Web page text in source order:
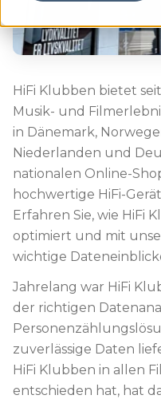
HiFi Klubben bietet
Musik- und
in Dänemark,
Niederlanden und
nationalen Online-
hochwertige HiFi-
Erfahren Sie, wie HiFi
optimiert und mit
wichtige
Jahrelang war HiFi
der richtigen
zuverlässige Daten
HiFi Klubben in allen
entschieden hat, hat